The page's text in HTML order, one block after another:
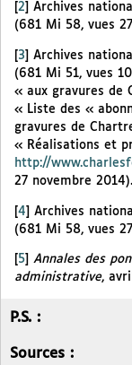
2
Archives
(681 Mi 58, vues
3
Archives
(681 Mi 51, vues
« aux gravures de
« Liste des «
gravures de
« Réalisations et
http://
27 novembre 2014).
[4] Archives
(681 Mi 58, vues
5 Annales des
administrative,
P.S. :
Sources :